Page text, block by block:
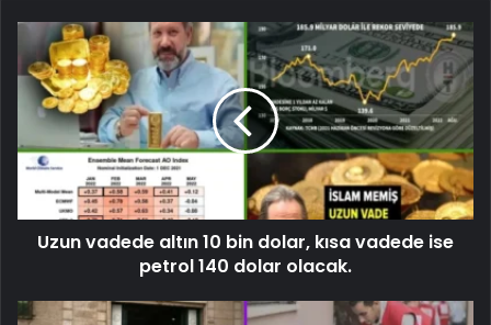
Uzun vadede altın 10 bin dolar, kısa vadede ise
petrol 140 dolar olacak.